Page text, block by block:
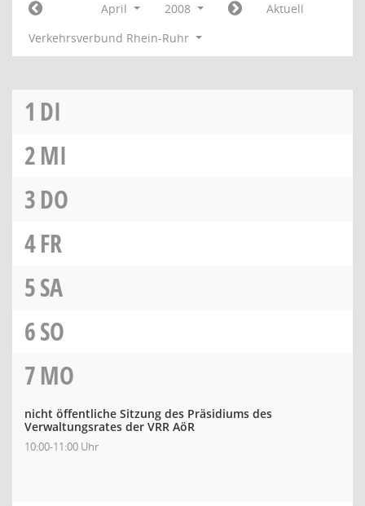
April 2008
Aktuell
Verkehrsverbund Rhein-Ruhr
1 DI
2MI
3DO
4FR
5SA
6SO
7MO
nicht öffentliche Sitzung des Präsidiums des
Verwaltungsrates der VRR AöR
10:00-11:00 Uhr